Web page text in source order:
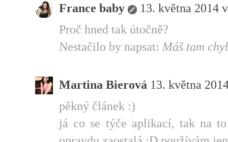
France baby
13. května 2014
Proč hned tak útočně?
Nestačilo by napsat: Máš tam
Martina Bierová 13. května
pěkný článek :)
já co se týče aplikací, tak na